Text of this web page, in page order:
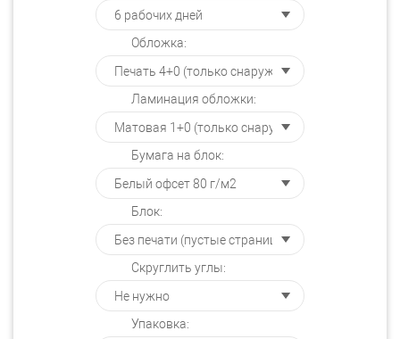
Обложка:
Ламинация обложки:
Бумага на блок:
Блок:
Скруглить углы:
Упаковка: